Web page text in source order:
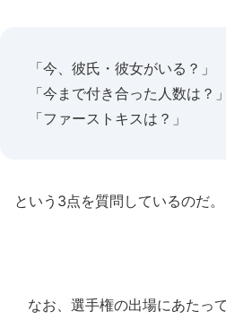
「今、彼氏・彼女がいる？」
「今まで付き合った人数は？」
「ファーストキスは？」
という3点を質問しているのだ。
なお、選手権の出場にあたっ